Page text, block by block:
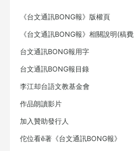
《台文通訊BONG報》版權頁
《台文通訊BONG報》相關說明(稿
台文通訊BONG報用字
台文通訊BONG報目錄
李江却台語文教基金會
作品朗讀影片
加入贊助發行人
佗位看ē著《台文通訊BONG報》